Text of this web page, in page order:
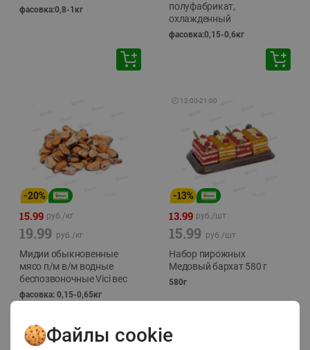
фасовка:0,8-1кг
полуфабрикат,
охлажденный
фасовка:0,15-0,6кг
-20%
15.99 руб./кг
19.99 руб./кг
Мидии обыкновенные
мясо п/м в/м водные
беспозвоночные Vici вес
фасовка: 0,15-0,65кг
🕘 12:00-21:00
-13%
13.99 руб./шт
15.99 руб./шт
Набор пирожных
Медовый бархат 580 г
580г
Файлы cookie